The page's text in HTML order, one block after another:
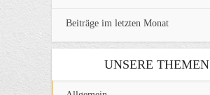
Beiträge im letzten Monat
UNSERE THEMEN